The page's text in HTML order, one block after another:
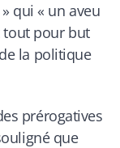
» qui « un aveu
tout pour but
la politique
prérogatives
que